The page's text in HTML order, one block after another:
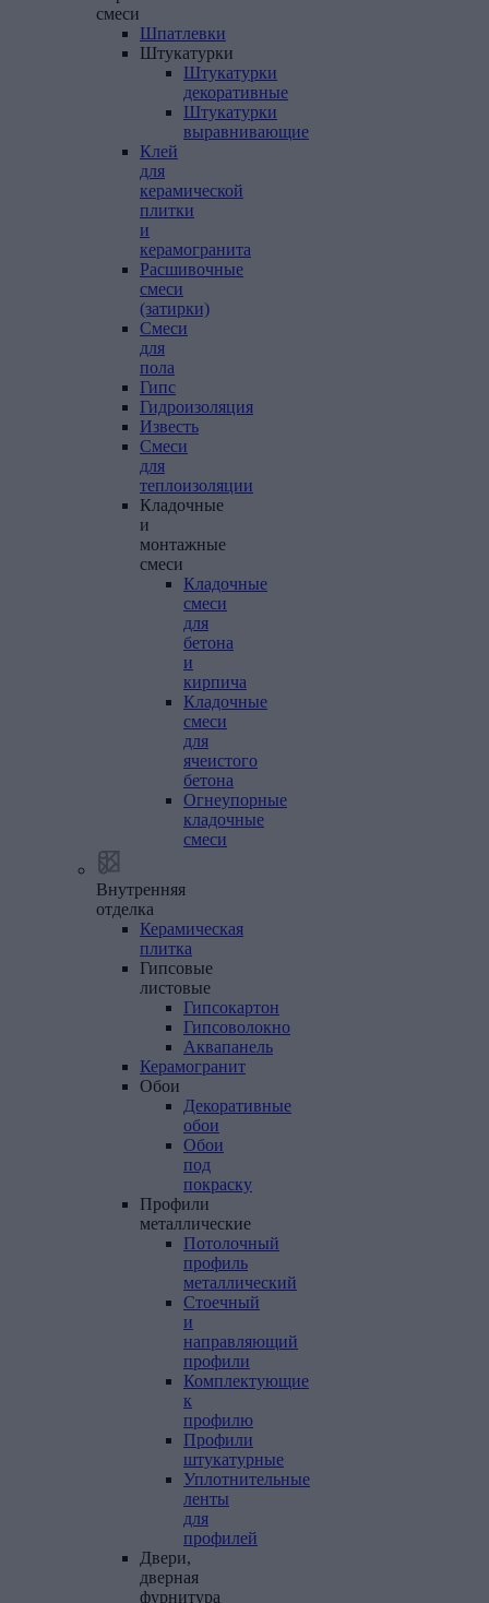
смеси
Шпатлевки
Штукатурки
Штукатурки
декоративные
Штукатурки
выравнивающие
Клей
для
керамической
плитки
и
керамогранита
Расшивочные
смеси
(затирки)
Смеси
для
пола
Гипс
Гидроизоляция
Известь
Смеси
для
теплоизоляции
Кладочные
и
монтажные
смеси
Кладочные
смеси
для
бетона
и
кирпича
Кладочные
смеси
для
ячеистого
бетона
Огнеупорные
кладочные
смеси
Внутренняя
отделка
Керамическая
плитка
Гипсовые
листовые
Гипсокартон
Гипсоволокно
Аквапанель
Керамогранит
Обои
Декоративные
обои
Обои
под
покраску
Профили
металлические
Потолочный
профиль
металлический
Стоечный
и
направляющий
профили
Комплектующие
к
профилю
Профили
штукатурные
Уплотнительные
ленты
для
профилей
Двери,
дверная
фурнитура